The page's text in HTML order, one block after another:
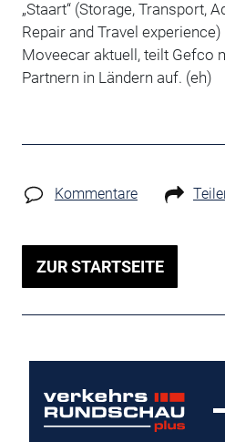
„Staart“ (Storage, Transport,
Repair and Travel
Moveecar aktuell, teilt Gefco
Partnern in Ländern auf. (eh)
Kommentare
ZUR STARTSEITE